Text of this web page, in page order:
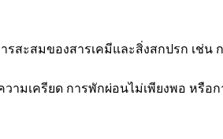
รสะสมของสารเคมีและสิ่งสกปรก เ
เครียด การพักผ่อนไม่เพียงพอ หรือก